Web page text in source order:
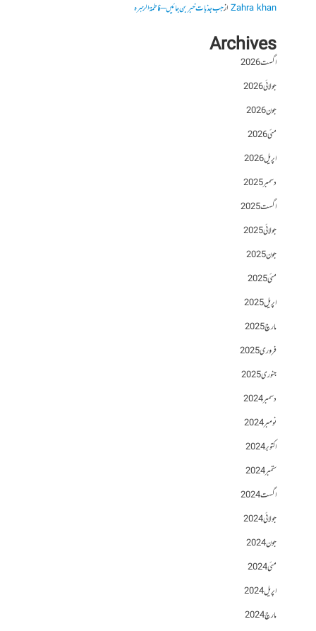
Zahra khanازجب جذبات خبر بن جائیں – فاطمۃالزہرہ
Archives
اگست 2026
جولائی 2026
جون 2026
مئی 2026
اپریل 2026
دسمبر 2025
اگست 2025
جولائی 2025
جون 2025
مئی 2025
اپریل 2025
مارچ 2025
فروری 2025
جنوری 2025
دسمبر 2024
نومبر 2024
اکتوبر 2024
ستمبر 2024
اگست 2024
جولائی 2024
جون 2024
مئی 2024
اپریل 2024
مارچ 2024